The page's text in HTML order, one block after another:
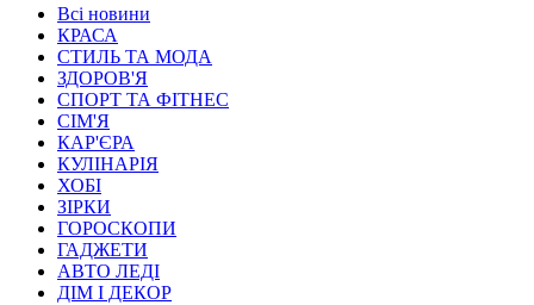
Всі новини
КРАСА
СТИЛЬ ТА МОДА
ЗДОРОВ'Я
СПОРТ ТА ФІТНЕС
СІМ'Я
КАР'ЄРА
КУЛІНАРІЯ
ХОБІ
ЗІРКИ
ГОРОСКОПИ
ГАДЖЕТИ
АВТО ЛЕДІ
ДІМ І ДЕКОР